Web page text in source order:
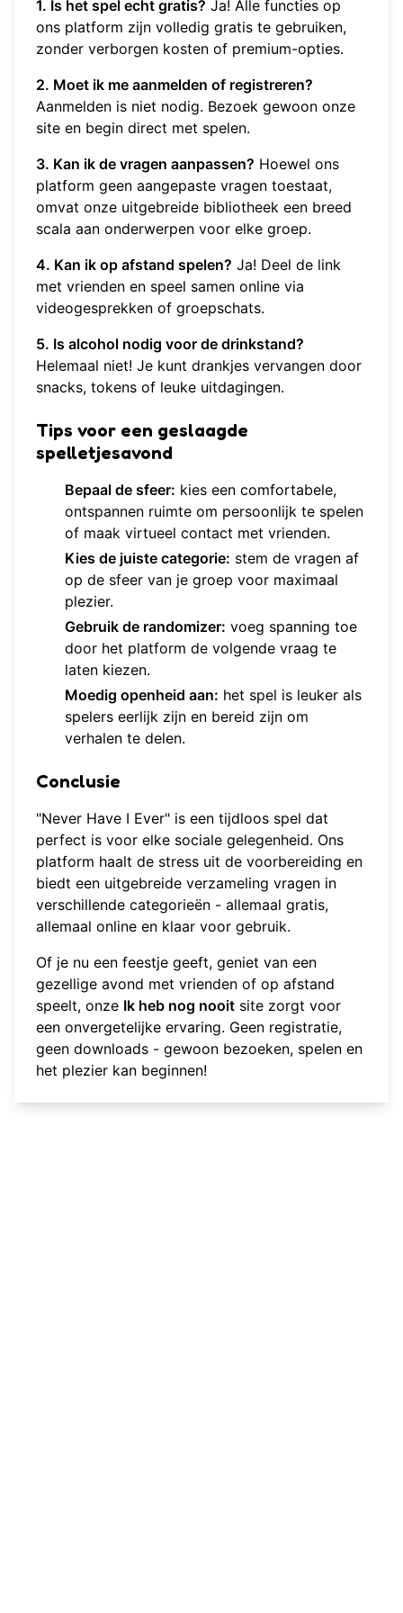
1. Is het spel echt gratis? Ja! Alle functies op
ons platform zijn volledig gratis te gebruiken,
zonder verborgen kosten of premium-opties.
2. Moet ik me aanmelden of registreren?
Aanmelden is niet nodig. Bezoek gewoon onze
site en begin direct met spelen.
3. Kan ik de vragen aanpassen? Hoewel ons
platform geen aangepaste vragen toestaat,
omvat onze uitgebreide bibliotheek een breed
scala aan onderwerpen voor elke groep.
4. Kan ik op afstand spelen? Ja! Deel de link
met vrienden en speel samen online via
videogesprekken of groepschats.
5. Is alcohol nodig voor de drinkstand?
Helemaal niet! Je kunt drankjes vervangen door
snacks, tokens of leuke uitdagingen.
Tips voor een geslaagde
spelletjesavond
Bepaal de sfeer: kies een comfortabele,
ontspannen ruimte om persoonlijk te spelen
of maak virtueel contact met vrienden.
Kies de juiste categorie: stem de vragen af
op de sfeer van je groep voor maximaal
plezier.
Gebruik de randomizer: voeg spanning toe
door het platform de volgende vraag te
laten kiezen.
Moedig openheid aan: het spel is leuker als
spelers eerlijk zijn en bereid zijn om
verhalen te delen.
Conclusie
"Never Have I Ever" is een tijdloos spel dat
perfect is voor elke sociale gelegenheid. Ons
platform haalt de stress uit de voorbereiding en
biedt een uitgebreide verzameling vragen in
verschillende categorieën - allemaal gratis,
allemaal online en klaar voor gebruik.
Of je nu een feestje geeft, geniet van een
gezellige avond met vrienden of op afstand
speelt, onze Ik heb nog nooit site zorgt voor
een onvergetelijke ervaring. Geen registratie,
geen downloads - gewoon bezoeken, spelen en
het plezier kan beginnen!